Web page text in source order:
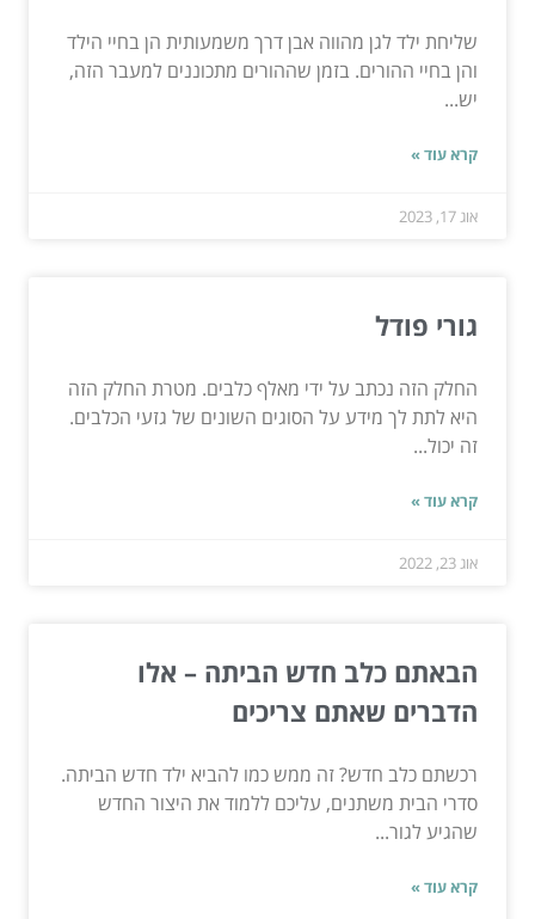
שליחת ילד לגן מהווה אבן דרך משמעותית הן בחיי הילד
והן בחיי ההורים. בזמן שההורים מתכוננים למעבר הזה,
יש...
קרא עוד »
אוג 17, 2023
גורי פודל
החלק הזה נכתב על ידי מאלף כלבים. מטרת החלק הזה
היא לתת לך מידע על הסוגים השונים של גזעי הכלבים.
זה יכול...
קרא עוד »
אוג 23, 2022
הבאתם כלב חדש הביתה – אלו
הדברים שאתם צריכים
רכשתם כלב חדש? זה ממש כמו להביא ילד חדש הביתה.
סדרי הבית משתנים, עליכם ללמוד את היצור החדש
שהגיע לגור...
קרא עוד »